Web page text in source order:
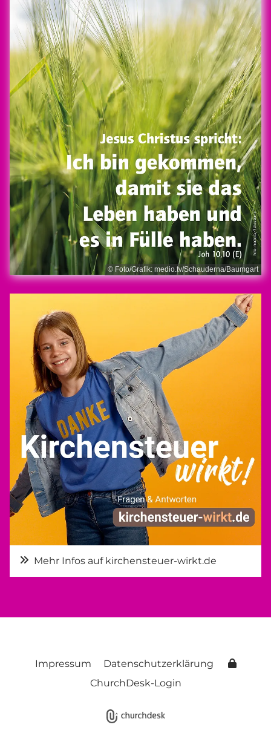
© Foto/Grafik: medio.tv/Schauderna/Baumgart
Mehr Infos auf kirchensteuer-wirkt.de
Impressum
Datenschutzerklärung
ChurchDesk-Login